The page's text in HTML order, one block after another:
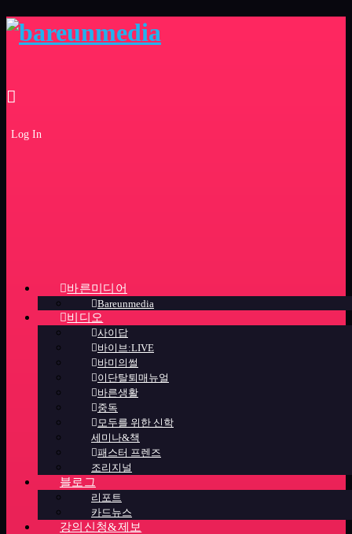
Log In
바른미디어
Bareunmedia
비디오
사이답
바이브:LIVE
바미의썰
이단탈퇴매뉴얼
바른생활
중독
모두를 위한 신학
세미나&책
패스터 프렌즈
조리지널
블로그
리포트
카드뉴스
강의신청&제보